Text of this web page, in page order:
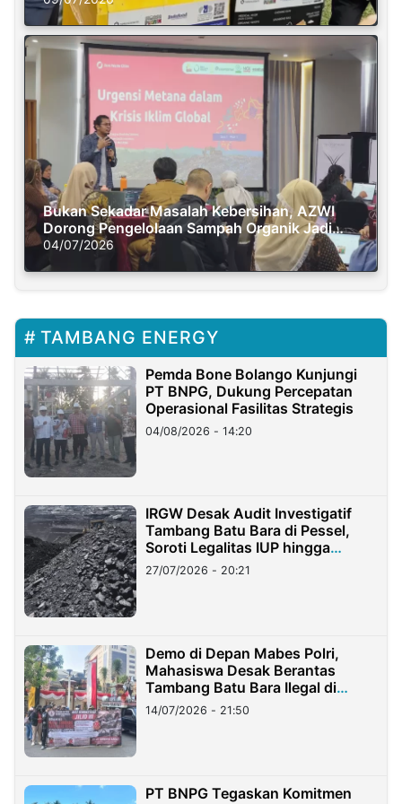
Bukan Sekadar Masalah Kebersihan, AZWI
Dorong Pengelolaan Sampah Organik Jadi
Solusi Krisis Iklim
04/07/2026
TAMBANG ENERGY
Pemda Bone Bolango Kunjungi
PT BNPG, Dukung Percepatan
Operasional Fasilitas Strategis
04/08/2026 - 14:20
IRGW Desak Audit Investigatif
Tambang Batu Bara di Pessel,
Soroti Legalitas IUP hingga
Stockpile
27/07/2026 - 20:21
Demo di Depan Mabes Polri,
Mahasiswa Desak Berantas
Tambang Batu Bara Ilegal di
Lampung
14/07/2026 - 21:50
PT BNPG Tegaskan Komitmen